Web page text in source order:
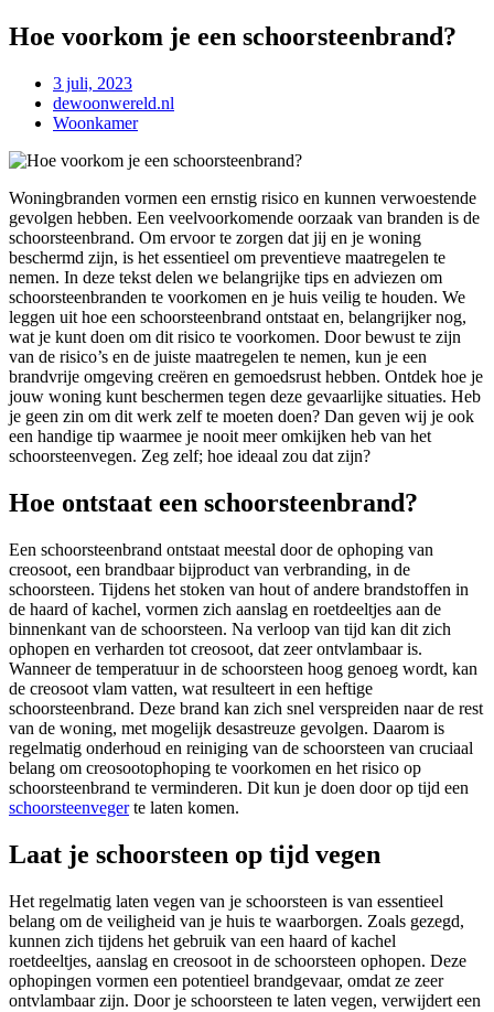
Hoe voorkom je een schoorsteenbrand?
3 juli, 2023
dewoonwereld.nl
Woonkamer
Woningbranden vormen een ernstig risico en kunnen verwoestende
gevolgen hebben. Een veelvoorkomende oorzaak van branden is de
schoorsteenbrand. Om ervoor te zorgen dat jij en je woning
beschermd zijn, is het essentieel om preventieve maatregelen te
nemen. In deze tekst delen we belangrijke tips en adviezen om
schoorsteenbranden te voorkomen en je huis veilig te houden. We
leggen uit hoe een schoorsteenbrand ontstaat en, belangrijker nog,
wat je kunt doen om dit risico te voorkomen. Door bewust te zijn
van de risico’s en de juiste maatregelen te nemen, kun je een
brandvrije omgeving creëren en gemoedsrust hebben. Ontdek hoe je
jouw woning kunt beschermen tegen deze gevaarlijke situaties. Heb
je geen zin om dit werk zelf te moeten doen? Dan geven wij je ook
een handige tip waarmee je nooit meer omkijken heb van het
schoorsteenvegen. Zeg zelf; hoe ideaal zou dat zijn?
Hoe ontstaat een schoorsteenbrand?
Een schoorsteenbrand ontstaat meestal door de ophoping van
creosoot, een brandbaar bijproduct van verbranding, in de
schoorsteen. Tijdens het stoken van hout of andere brandstoffen in
de haard of kachel, vormen zich aanslag en roetdeeltjes aan de
binnenkant van de schoorsteen. Na verloop van tijd kan dit zich
ophopen en verharden tot creosoot, dat zeer ontvlambaar is.
Wanneer de temperatuur in de schoorsteen hoog genoeg wordt, kan
de creosoot vlam vatten, wat resulteert in een heftige
schoorsteenbrand. Deze brand kan zich snel verspreiden naar de rest
van de woning, met mogelijk desastreuze gevolgen. Daarom is
regelmatig onderhoud en reiniging van de schoorsteen van cruciaal
belang om creosootophoping te voorkomen en het risico op
schoorsteenbrand te verminderen. Dit kun je doen door op tijd een
schoorsteenvegerte laten komen.
Laat je schoorsteen op tijd vegen
Het regelmatig laten vegen van je schoorsteen is van essentieel
belang om de veiligheid van je huis te waarborgen. Zoals gezegd,
kunnen zich tijdens het gebruik van een haard of kachel
roetdeeltjes, aanslag en creosoot in de schoorsteen ophopen. Deze
ophopingen vormen een potentieel brandgevaar, omdat ze zeer
ontvlambaar zijn. Door je schoorsteen te laten vegen, verwijdert een